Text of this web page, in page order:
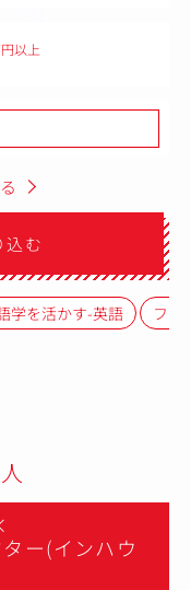
以上
込む
学を活かす-英語 フレ
ター(インハウ